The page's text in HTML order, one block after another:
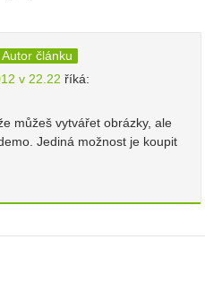
Autor článku
v 22.22 říká:
můžeš vytvářet obrázky, ale
Jediná možnost je koupit